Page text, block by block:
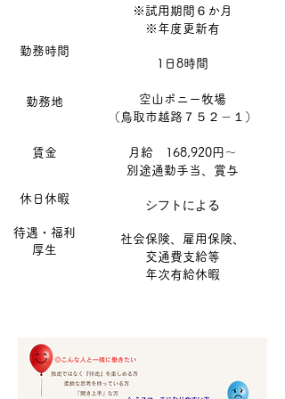
※試用期間６か月
※年度更新有
1日8時間
空山ポニー牧場
（鳥取市越路７５２－１）
月給 168,920円～
別途通勤手当、賞与
シフトによる
社会保険、雇用保険、
交通費支給等
​年次有給休暇
勤務時間
勤務地
​賃金
​休日休暇
待遇・福利
厚生